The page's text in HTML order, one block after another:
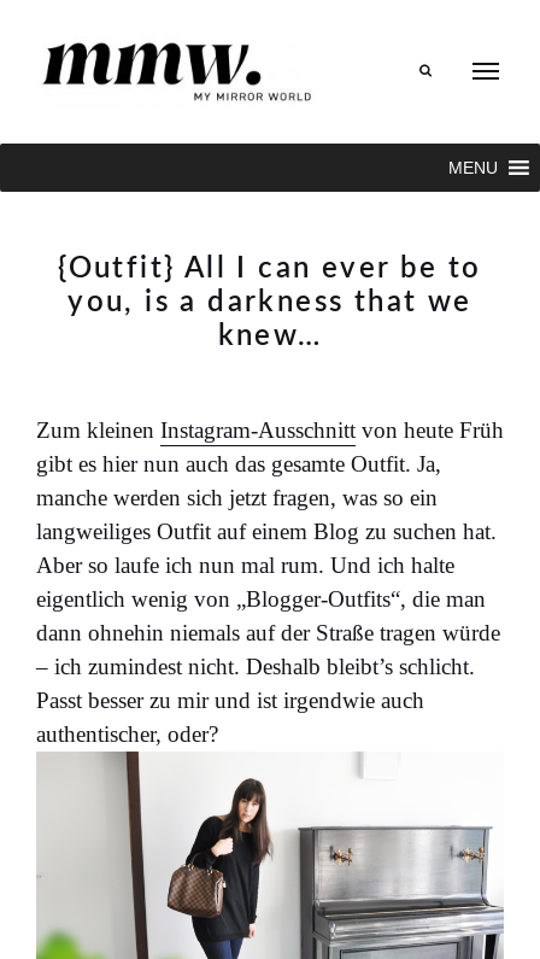
MENU
{Outfit} All I can ever be to
you, is a darkness that we
knew…
Zum kleinen Instagram-Ausschnitt von heute Früh
gibt es hier nun auch das gesamte Outfit. Ja,
manche werden sich jetzt fragen, was so ein
langweiliges Outfit auf einem Blog zu suchen hat.
Aber so laufe ich nun mal rum. Und ich halte
eigentlich wenig von „Blogger-Outfits“, die man
dann ohnehin niemals auf der Straße tragen würde
– ich zumindest nicht. Deshalb bleibt’s schlicht.
Passt besser zu mir und ist irgendwie auch
authentischer, oder?